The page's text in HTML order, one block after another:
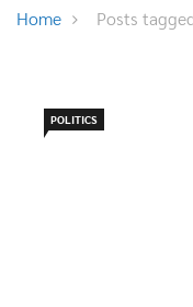
Home Posts
POLITICS